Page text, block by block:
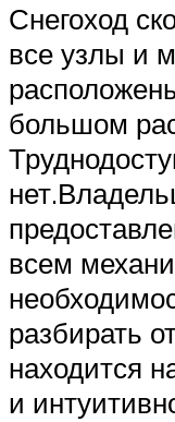
Снегоход
все узлы и
большом
всем
разбирать
находится
и